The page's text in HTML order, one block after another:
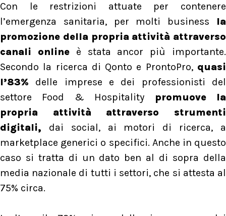
Con le restrizioni attuate per contenere
l’emergenza sanitaria, per molti business la
promozione della propria attività attraverso
canali onlineè stata ancor più importante.
Secondo la ricerca di Qonto e ProntoPro,quasi
l’83% delle imprese e dei professionisti del
settore Food & Hospitality promuove la
propria attività attraverso strumenti
digitali, dai social, ai motori di ricerca, a
marketplace generici o specifici. Anche in questo
caso si tratta di un dato ben al di sopra della
media nazionale di tutti i settori, che si attesta al
75% circa.